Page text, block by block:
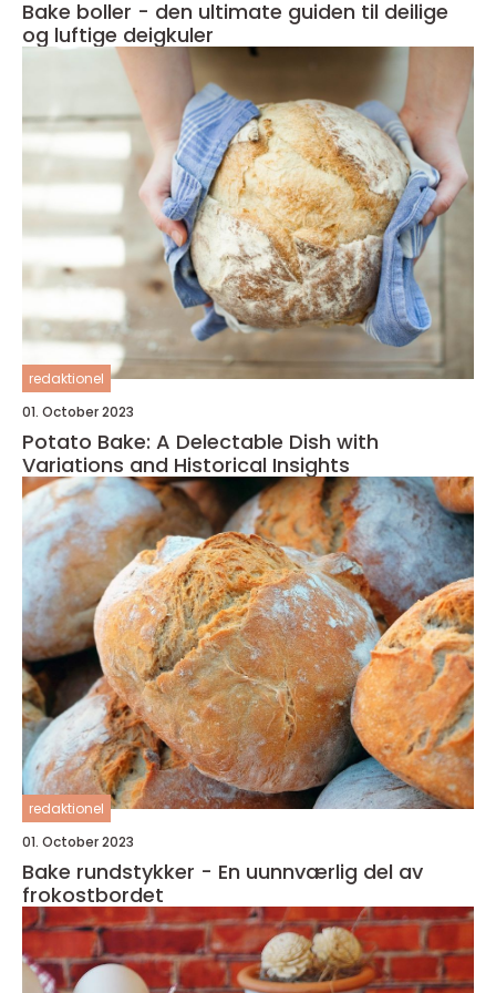
Bake boller - den ultimate guiden til deilige
og luftige deigkuler
redaktionel
01. October 2023
Potato Bake: A Delectable Dish with
Variations and Historical Insights
redaktionel
01. October 2023
Bake rundstykker - En uunnværlig del av
frokostbordet